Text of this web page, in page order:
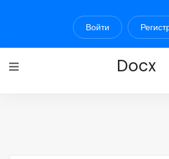
Войти
Docx